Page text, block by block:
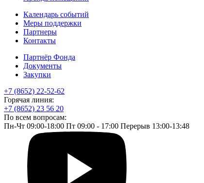
Календарь событий
Меры поддержки
Партнеры
Контакты
Партнёр Фонда
Документы
Закупки
+7 (8652) 22-52-62
Горячая линия:
+7 (8652) 23 56 20
По всем вопросам:
Пн-Чт 09:00-18:00 Пт 09:00 - 17:00 Перерыв 13:00-13:48